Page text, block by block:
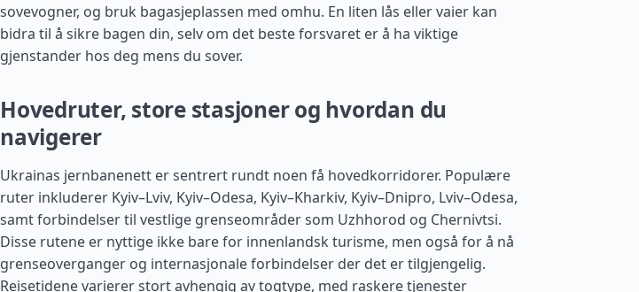
sovevogner, og bruk bagasjeplassen med omhu. En liten lås eller vaier kan
bidra til å sikre bagen din, selv om det beste forsvaret er å ha viktige
gjenstander hos deg mens du sover.
Hovedruter, store stasjoner og hvordan du
navigerer
Ukrainas jernbanenett er sentrert rundt noen få hovedkorridorer. Populære
ruter inkluderer Kyiv–Lviv, Kyiv–Odesa, Kyiv–Kharkiv, Kyiv–Dnipro, Lviv–Odesa,
samt forbindelser til vestlige grenseområder som Uzhhorod og Chernivtsi.
Disse rutene er nyttige ikke bare for innenlandsk turisme, men også for å nå
grenseoverganger og internasjonale forbindelser der det er tilgjengelig.
Reisetidene varierer stort avhengig av togtype, med raskere tjenester